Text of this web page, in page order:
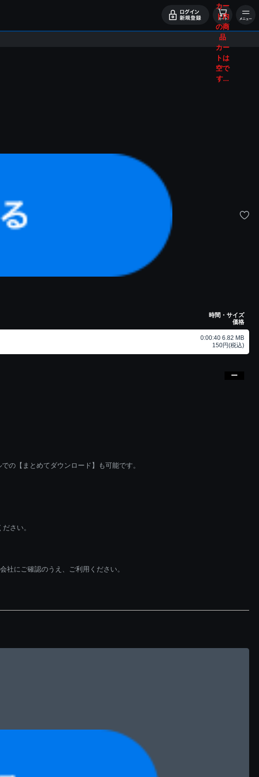
カー
ト内
の商
品
カー
トは
空で
す...
時間・サイズ
価格
0:00:40 6.82 MB
150円(税込)
の【まとめてダウンロード】も可能です。
さい。
社にご確認のうえ、ご利用ください。